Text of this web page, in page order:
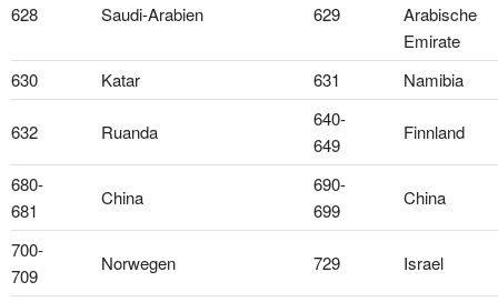
628 Saudi-Arabien 629
Arabische
Emirate
630
Katar 631 Namibia
632 Ruanda
640-
649
Finnland
680-
681
China
690-
699
China
700-
709
Norwegen 729 Israel